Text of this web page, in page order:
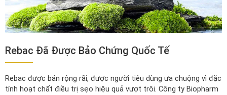
Rebac Đã Được Bảo Chứng Quốc Tế
Rebac được bán rộng rãi, được người tiêu dùng ưa chuộng vì đặc
tính hoạt chất điều trị sẹo hiệu quả vượt trôi. Công ty Biopharm